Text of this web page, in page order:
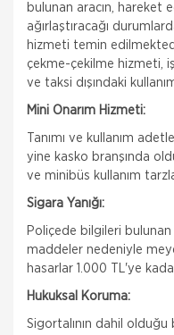
bulunan aracın, hareket
ağırlaştıracağı
hizmeti temin
çekme-çekilme hizmeti,
ve taksi dışındaki
Mini Onarım Hizmeti:
Tanımı ve kullanım
yine kasko branşında
ve minibüs kullanım
Sigara Yanığı:
Poliçede bilgileri
maddeler nedeniyle
hasarlar 1.000 TL'ye
Hukuksal Koruma:
Sigortalının dahil